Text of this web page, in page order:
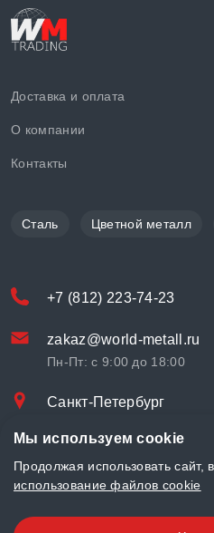
Доставка и оплата
О компании
Контакты
Сталь Цветной металл
+7 (812) 223-74-23
zakaz@world-metall.ru
Пн-Пт: с 9:00 до 18:00
Санкт-Петербург
© «World Metall» 2025, Разработка и
"LCAgency"
Мы используем cookie
Продолжая использовать сайт,
использование файлов cookie